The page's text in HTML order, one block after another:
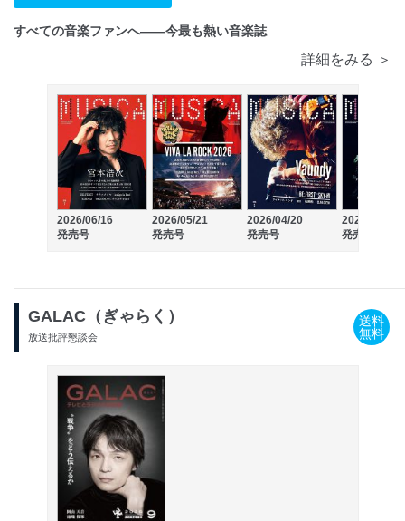
すべての音楽ファンへ――今最も熱い音楽誌
詳細をみる ＞
2026/06/16
発売号
2026/05/21
発売号
2026/04/20
発売号
2026/03/17
発売号
GALAC（ぎゃらく）
放送批評懇談会
送料
無料